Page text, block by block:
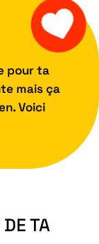
pour ta
mais ça
Voici
TA